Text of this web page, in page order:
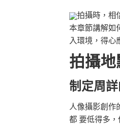
拍攝時，相
本章節講解如
入環境，得心
拍攝
制定周
人像攝影創作
都 要低得多